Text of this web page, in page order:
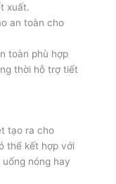
xuất.
an toàn cho
toàn phù hợp
thời hỗ trợ tiết
tạo ra cho
thể kết hợp với
nóng hay